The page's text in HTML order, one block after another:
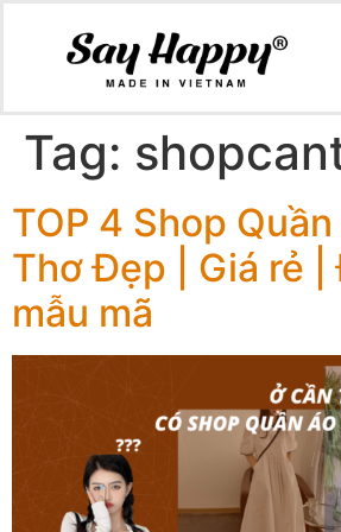
Tag:
TOP 4 Shop
Thơ Đẹp | Giá rẻ |
mẫu mã